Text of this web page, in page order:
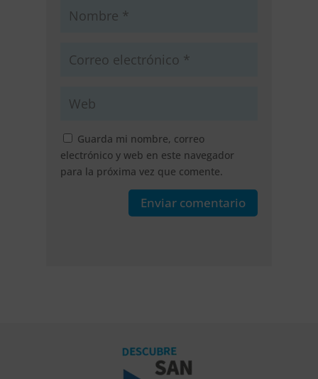
Guarda mi nombre, correo
electrónico y web en este navegador
para la próxima vez que comente.
Enviar comentario